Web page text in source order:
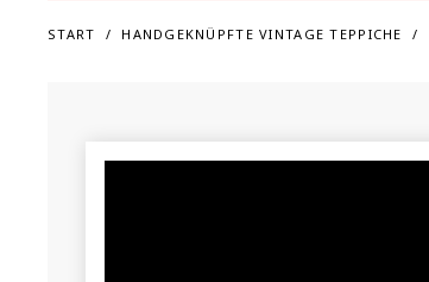
START HANDGEKNÜPFTE VINTAGE TEPPICHE